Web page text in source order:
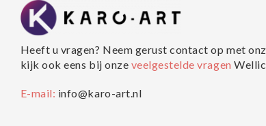
Heeft u vragen? Neem gerust contact op met
kijk ook eens bij onze veelgestelde vragen
E-mail: info@karo-art.nl